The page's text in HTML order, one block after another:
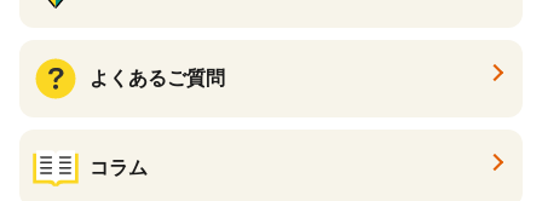
よくあるご質問
コラム